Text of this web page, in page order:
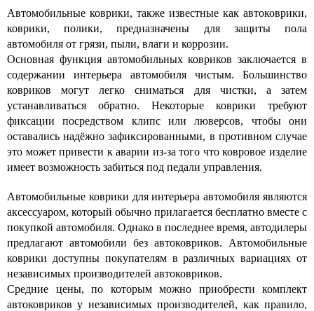
Автомобильные коврики, также известные как автоковрики,
коврики, полики, предназначены для защиты пола
автомобиля от грязи, пыли, влаги и коррозии.
Основная функция автомобильных ковриков заключается в
содержании интерьера автомобиля чистым. Большинство
ковриков могут легко сниматься для чистки, а затем
устанавливаться обратно. Некоторые коврики требуют
фиксации посредством клипс или люверсов, чтобы они
оставались надёжно зафиксированными, в противном случае
это может привести к аварии из-за того что ковровое изделие
имеет возможность забиться под педали управления.
Автомобильные коврики для интерьера автомобиля являются
аксессуаром, который обычно прилагается бесплатно вместе с
покупкой автомобиля. Однако в последнее время, автодилеры
предлагают автомобили без автоковриков. Автомобильные
коврики доступны покупателям в различных вариациях от
независимых производителей автоковриков.
Средние цены, по которым можно приобрести комплект
автоковриков у независимых производителей, как правило,